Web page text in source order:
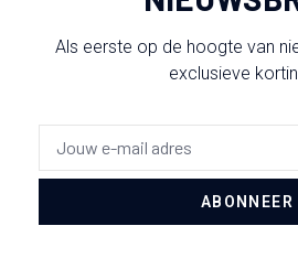
Als eerste op de hoogte van
exclusieve
ABONNEER